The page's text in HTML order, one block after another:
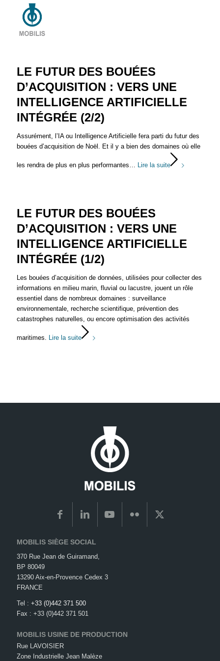
LE FUTUR DES BOUÉES
D’ACQUISITION : VERS UNE
INTELLIGENCE ARTIFICIELLE
INTÉGRÉE (2/2)
Assurément, l’IA ou Intelligence Artificielle fera parti du futur des
bouées d’acquisition de Noël. Et il y a bien des domaines où elle
les rendra de plus en plus performantes… Lire la suite
LE FUTUR DES BOUÉES
D’ACQUISITION : VERS UNE
INTELLIGENCE ARTIFICIELLE
INTÉGRÉE (1/2)
Les bouées d’acquisition de données, utilisées pour collecter des
informations en milieu marin, fluvial ou lacustre, jouent un rôle
essentiel dans de nombreux domaines : surveillance
environnementale, recherche scientifique, prévention des
catastrophes naturelles, ou encore optimisation des activités
maritimes. Lire la suite
MOBILIS SIÈGE SOCIAL
370 Rue Jean de Guiramand,
BP 80049
13290 Aix-en-Provence Cedex 3
FRANCE
Tel : +33 (0)442 371 500
Fax : +33 (0)442 371 501
MOBILIS USINE DE PRODUCTION
Rue LAVOISIER
Zone Industrielle Jean Malèze